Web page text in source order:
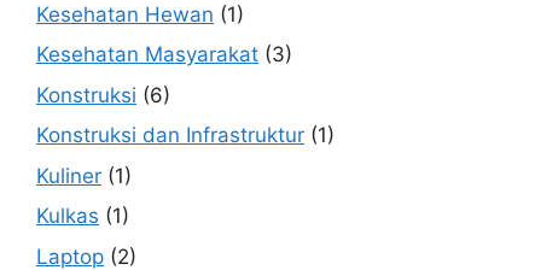
Kesehatan Hewan (1)
Kesehatan Masyarakat (3)
Konstruksi (6)
Konstruksi dan Infrastruktur (1)
Kuliner (1)
Kulkas (1)
Laptop (2)